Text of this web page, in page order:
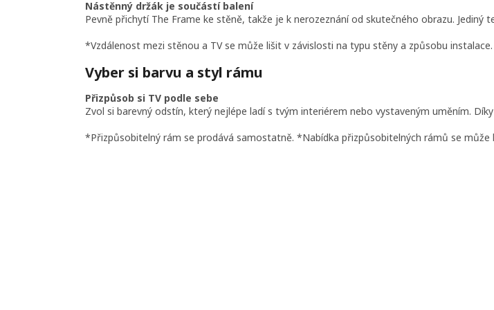
Nástěnný držák je součástí balení
Pevně přichytí The Frame ke stěně, takže je k nerozeznání od skutečného obrazu. Jediný
*Vzdálenost mezi stěnou a TV se může lišit v závislosti na typu stěny a způsobu instalace.
Vyber si barvu a styl rámu
Přizpůsob si TV podle sebe
Zvol si barevný odstín, který nejlépe ladí s tvým interiérem nebo vystaveným uměním.
*Přizpůsobitelný rám se prodává samostatně. *Nabídka přizpůsobitelných rámů se může